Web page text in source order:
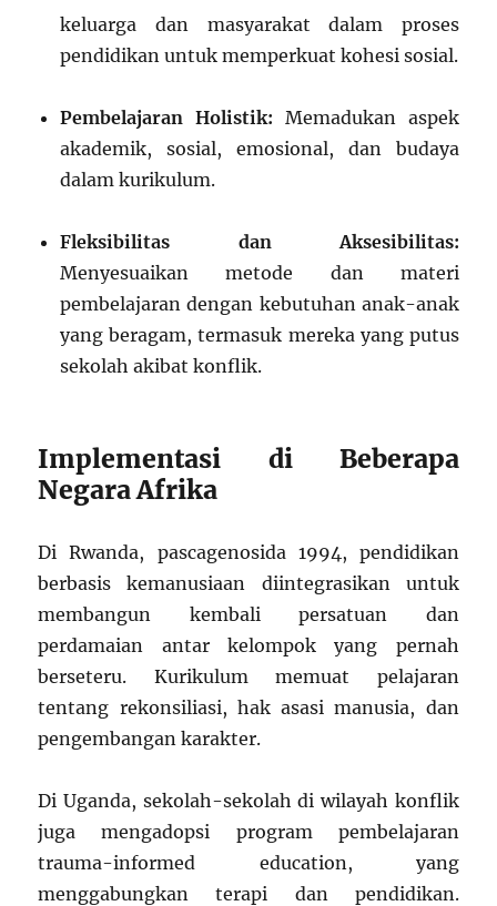
keluarga dan masyarakat dalam proses
pendidikan untuk memperkuat kohesi sosial.
Pembelajaran Holistik: Memadukan aspek
akademik, sosial, emosional, dan budaya
dalam kurikulum.
Fleksibilitas dan Aksesibilitas:
Menyesuaikan metode dan materi
pembelajaran dengan kebutuhan anak-anak
yang beragam, termasuk mereka yang putus
sekolah akibat konflik.
Implementasi di Beberapa
Negara Afrika
Di Rwanda, pascagenosida 1994, pendidikan
berbasis kemanusiaan diintegrasikan untuk
membangun kembali persatuan dan
perdamaian antar kelompok yang pernah
berseteru. Kurikulum memuat pelajaran
tentang rekonsiliasi, hak asasi manusia, dan
pengembangan karakter.
Di Uganda, sekolah-sekolah di wilayah konflik
juga mengadopsi program pembelajaran
trauma-informed education, yang
menggabungkan terapi dan pendidikan.